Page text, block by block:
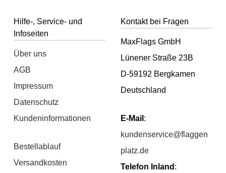
Hilfe-, Service- und
Infoseiten
Über uns
AGB
Impressum
Datenschutz
Kundeninformationen
Bestellablauf
Versandkosten
Kontakt bei Fragen
MaxFlags GmbH
Lünener Straße 23B
D-59192 Bergkamen
Deutschland
E-Mail :
kundenservice@flaggen
platz.de
Telefon Inland :